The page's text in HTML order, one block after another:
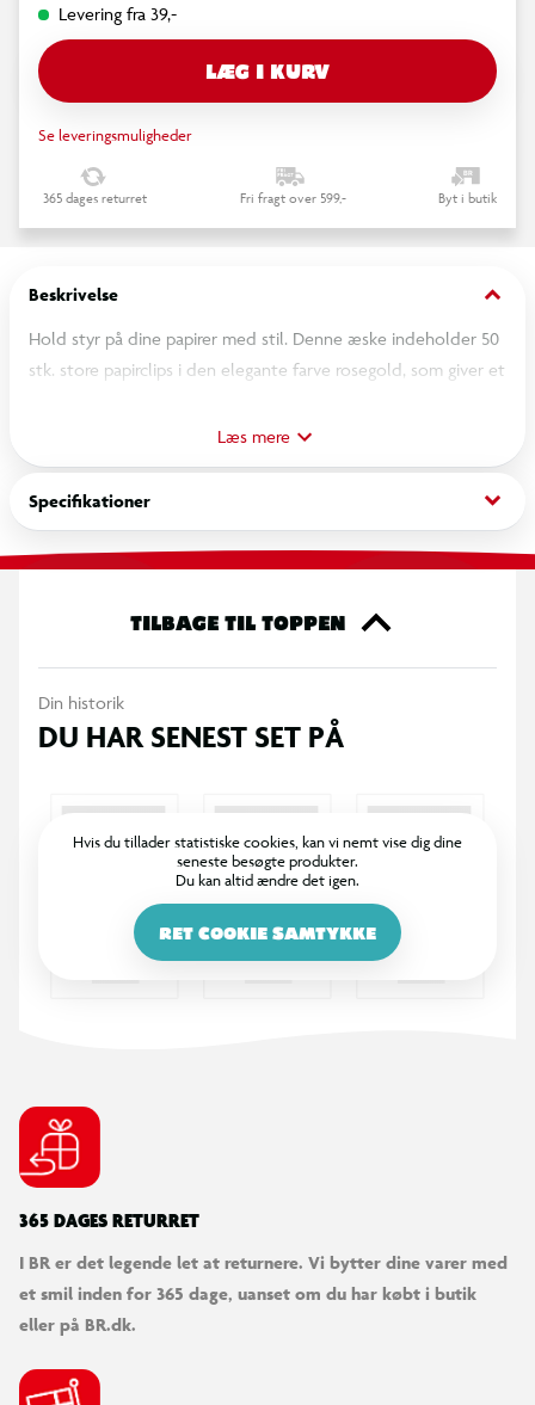
Levering fra 39,-
LÆG I KURV
Se leveringsmuligheder
365 dages returret Fri fragt over 599,- Byt i butik
Beskrivelse keyboard_arrow_down
Hold styr på dine papirer med stil. Denne æske indeholder 50
stk. store papirclips i den elegante farve rosegold, som giver et
hjemmearbejdsplads. Clipsene måler 5 x 0,7 cm og er ideelle
til at samle dokumenter, noter eller kort uden at lave mærker
i papiret. Den robuste metal-konstruktion sikrer lang
holdbarhed, mens den smukke rosegold-finish giver et ekstra
touch af elegance til din organisering.
Læs mere
Specifikationer keyboard_arrow_down
TILBAGE TIL TOPPEN
Din historik
DU HAR SENEST SET PÅ
Hvis du tillader statistiske cookies, kan vi nemt vise dig dine
seneste besøgte produkter.
Du kan altid ændre det igen.
RET COOKIE SAMTYKKE
365 DAGES RETURRET
I BR er det legende let at returnere. Vi bytter dine varer med
et smil inden for 365 dage, uanset om du har købt i butik
eller på BR.dk.